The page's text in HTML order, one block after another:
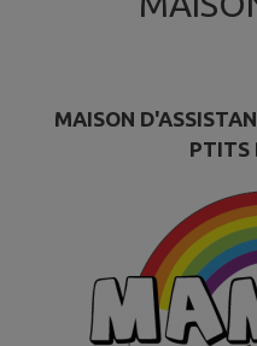
MAISON
PTITS